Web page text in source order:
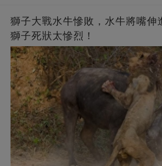
獅子大戰水牛慘敗，水牛將嘴伸
獅子死狀太慘烈！